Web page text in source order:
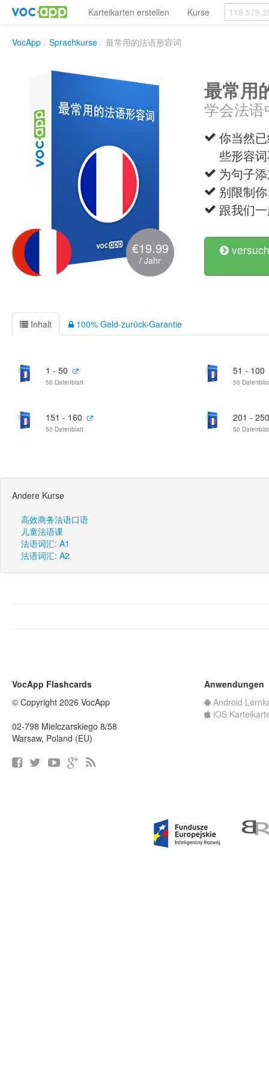
Karteikarten erstellen Kurse
VocApp / Sprachkurse / 最常用的法语形容词
€19.99
/ Jahr
最常用
学会法
你当然
些形容
为句子
别限制
跟我们
Inhalt 100% Geld-zurück-Garantie
1 - 50
50 Datenblatt
51 - 100
50
151 - 160
50 Datenblatt
201 - 250
50
Andere Kurse
高效商务法语口语
儿童法语课
法语词汇: A1
法语词汇: A2
VocApp Flashcards
© Copyright 2026 VocApp
02-798 Mielczarskiego 8/58
Warsaw, Poland (EU)
Anwendungen
Android
iOS